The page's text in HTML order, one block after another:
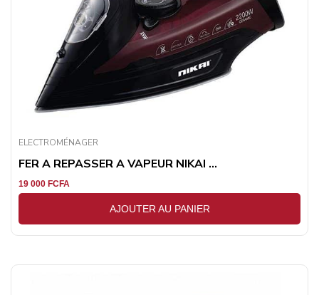
ELECTROMÉNAGER
FER A REPASSER A VAPEUR NIKAI ...
19 000 FCFA
AJOUTER AU PANIER